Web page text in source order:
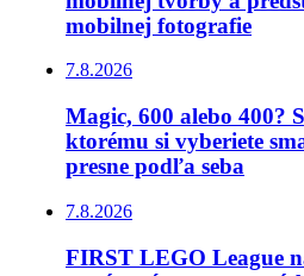
mobilnej fotografie
7.8.2026
Magic, 600 alebo 400?
ktorému si vyberiete
presne podľa seba
7.8.2026
FIRST LEGO League